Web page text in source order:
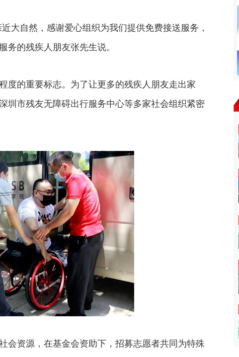
自然，感谢爱心组织为我们提供免费接送服务，
务的残疾人朋友张先生说。
的重要标志。为了让更多的残疾人朋友走出家
圳市残友无障碍出行服务中心等多家社会组织紧密
资源，在基金会资助下，招募志愿者共同为特殊